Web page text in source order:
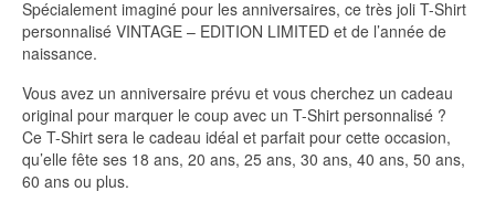
Spécialement imaginé pour les anniversaires, ce très joli T-Shirt
personnalisé VINTAGE – EDITION LIMITED et de l’année de
naissance.
Vous avez un anniversaire prévu et vous cherchez un cadeau
original pour marquer le coup avec un T-Shirt personnalisé ?
Ce T-Shirt sera le cadeau idéal et parfait pour cette occasion,
qu’elle fête ses 18 ans, 20 ans, 25 ans, 30 ans, 40 ans, 50 ans,
60 ans ou plus.